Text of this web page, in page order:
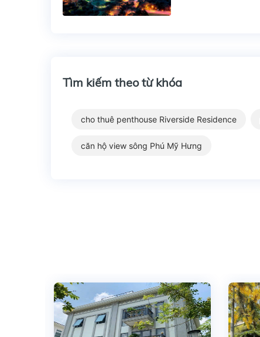
Tìm kiếm theo từ khóa
cho thuê penthouse Riverside Residence
căn hộ view sông Phú Mỹ Hưng